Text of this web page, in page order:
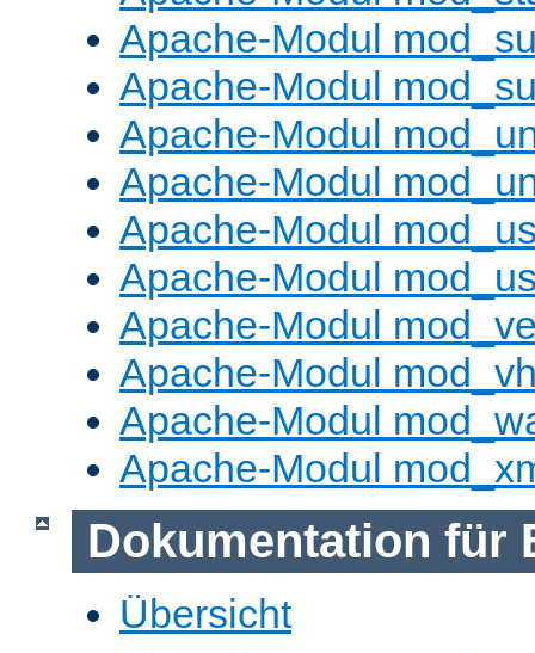
Apache-Modul
Apache-Modul
Apache-Modul
Apache-Modul
Apache-Modul
Apache-Modul
Apache-Modul
Apache-Modul
Apache-Modul
Apache-Modul
Dokumentation für
Übersicht